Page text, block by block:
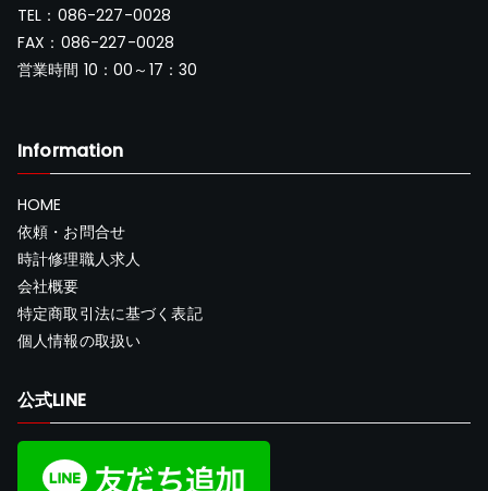
TEL：086-227-0028
FAX：086-227-0028
営業時間 10：00～17：30
Information
HOME
依頼・お問合せ
時計修理職人求人
会社概要
特定商取引法に基づく表記
個人情報の取扱い
公式LINE